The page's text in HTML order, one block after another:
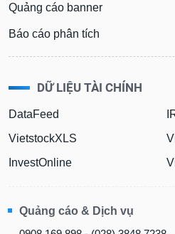
Quảng cáo banner
Báo cáo phân tích
DỮ LIỆU TÀI CHÍNH
DataFeed
VietstockXLS
InvestOnline
Quảng cáo & Dịch vụ